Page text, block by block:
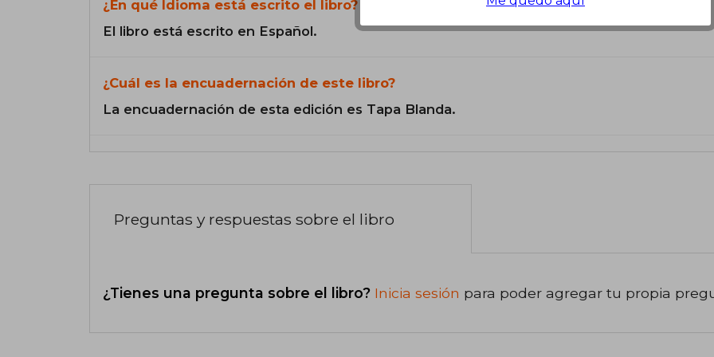
¿En qué Idioma está escrito el libro?
El libro está escrito en Español.
¿Cuál es la encuadernación de este libro?
La encuadernación de esta edición es Tapa Blanda.
Preguntas y respuestas sobre el libro
¿Tienes una pregunta sobre el libro? Inicia sesión para poder agregar tu propia